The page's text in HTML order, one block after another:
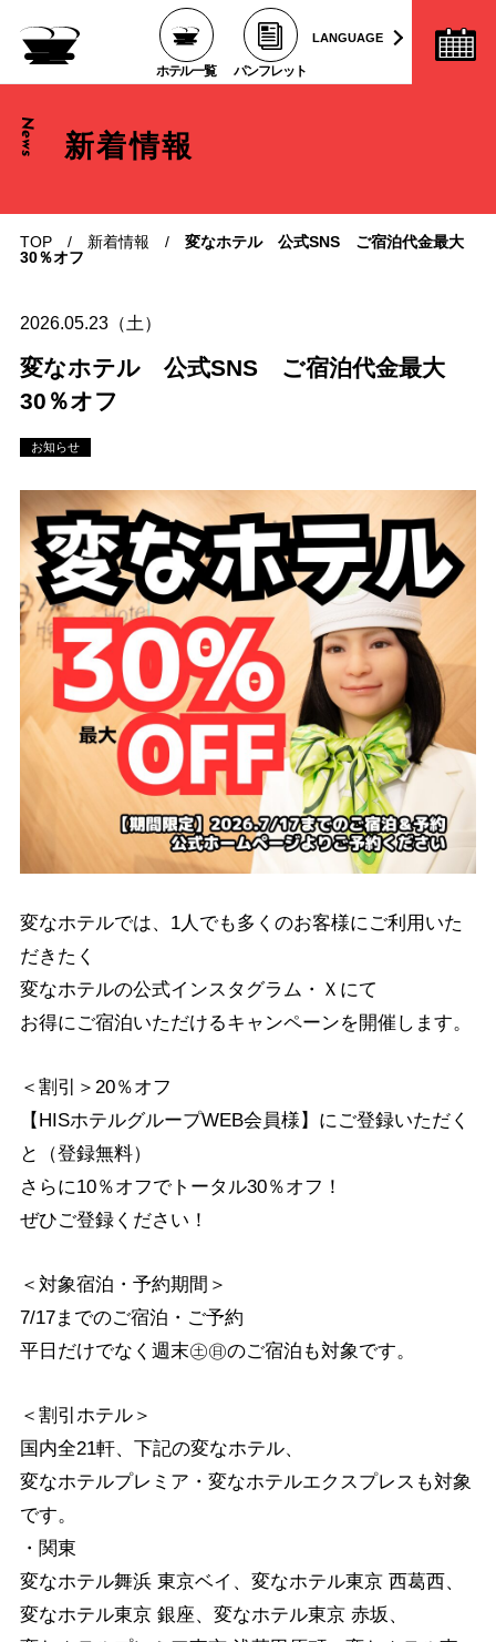
ホテル一覧 パンフレット
LANGUAGE
News 新着情報
TOP / 新着情報 /
変なホテル 公式SNS ご宿泊代金最大
30％オフ
2026.05.23（土）
変なホテル 公式SNS ご宿泊代金最大
30％オフ
お知らせ
変なホテルでは、1人でも多くのお客様にご利用いた
だきたく
変なホテルの公式インスタグラム・Ｘにて
お得にご宿泊いただけるキャンペーンを開催します。
＜割引＞20％オフ
【HISホテルグループWEB会員様】にご登録いただく
と（登録無料）
さらに10％オフでトータル30％オフ！
ぜひご登録ください！
＜対象宿泊・予約期間＞
7/17までのご宿泊・ご予約
平日だけでなく週末㊏㊐のご宿泊も対象です。
＜割引ホテル＞
国内全21軒、下記の変なホテル、
変なホテルプレミア・変なホテルエクスプレスも対象
です。
・関東
変なホテル舞浜 東京ベイ、変なホテル東京 西葛西、
変なホテル東京 銀座、変なホテル東京 赤坂、